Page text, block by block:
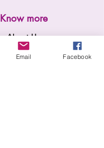
Know more
About Us
Store
News
Email Facebook